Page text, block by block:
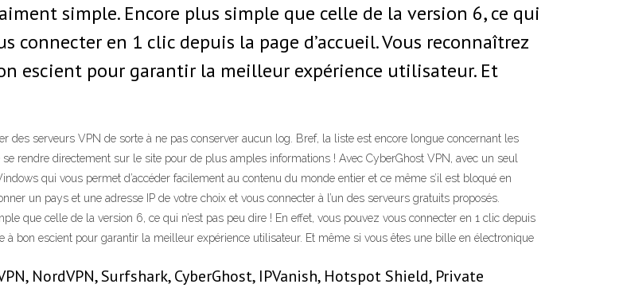
simple. Encore plus simple que celle de la version 6, ce qui
connecter en 1 clic depuis la page d’accueil. Vous reconnaîtrez
escient pour garantir la meilleur expérience utilisateur. Et
des serveurs VPN de sorte à ne pas conserver aucun log. Bref, la liste est encore longue concernant les
rendre directement sur le site pour de plus amples informations ! Avec CyberGhost VPN, avec un seul
qui vous permet d’accéder facilement au contenu du monde entier et ce même s’il est bloqué en
un pays et une adresse IP de votre choix et vous connecter à l’un des serveurs gratuits proposés.
que celle de la version 6, ce qui n’est pas peu dire ! En effet, vous pouvez vous connecter en 1 clic depuis
à bon escient pour garantir la meilleur expérience utilisateur. Et même si vous êtes une bille en électronique
NordVPN, Surfshark, CyberGhost, IPVanish, Hotspot Shield, Private